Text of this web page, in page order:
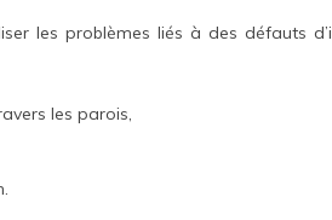
les problèmes liés à des défauts
les parois,